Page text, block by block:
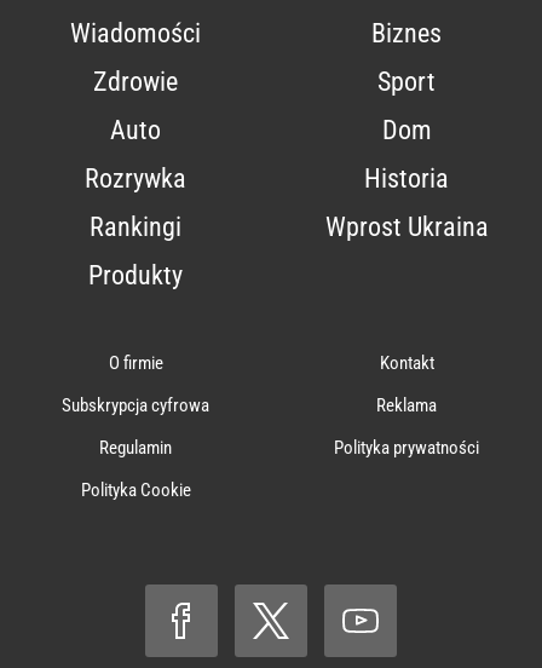
Wiadomości
Biznes
Zdrowie
Sport
Auto
Dom
Rozrywka
Historia
Rankingi
Wprost Ukraina
Produkty
O firmie
Kontakt
Subskrypcja cyfrowa
Reklama
Regulamin
Polityka prywatności
Polityka Cookie